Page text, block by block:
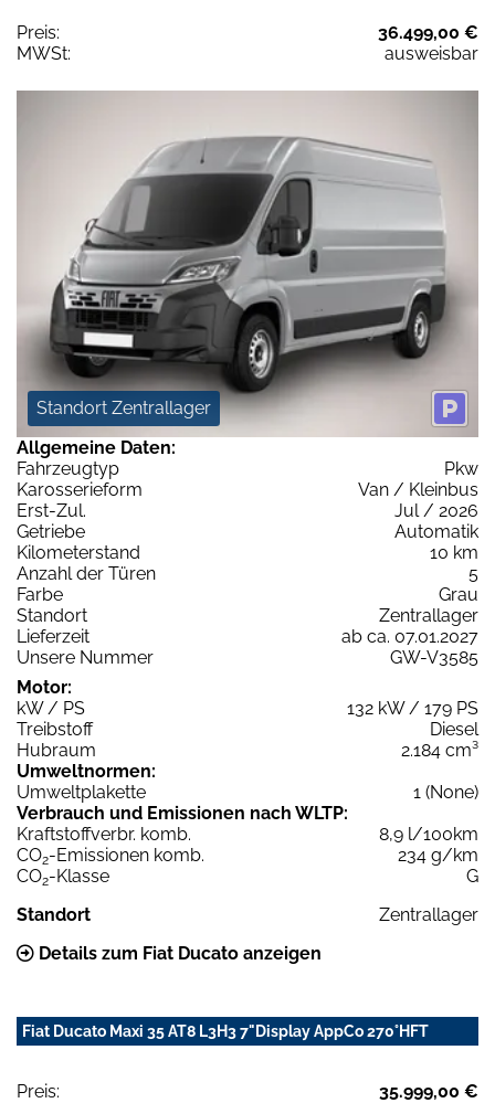
Preis:
36.499,00 €
MWSt:
ausweisbar
Standort Zentrallager
Allgemeine Daten:
Fahrzeugtyp
Pkw
Karosserieform
Van / Kleinbus
Erst-Zul.
Jul / 2026
Getriebe
Automatik
Kilometerstand
10 km
Anzahl der Türen
5
Farbe
Grau
Standort
Zentrallager
Lieferzeit
ab ca. 07.01.2027
Unsere Nummer
GW-V3585
Motor:
kW / PS
132 kW / 179 PS
Treibstoff
Diesel
Hubraum
2.184 cm³
Umweltnormen:
Umweltplakette
1 (None)
Verbrauch und Emissionen nach WLTP:
Kraftstoffverbr. komb.
8,9 l/100km
CO2-Emissionen komb.
234 g/km
CO2-Klasse
G
Standort
Zentrallager
Details zum Fiat Ducato anzeigen
Fiat Ducato Maxi 35 AT8 L3H3 7"Display AppCo 270°HFT
Preis:
35.999,00 €